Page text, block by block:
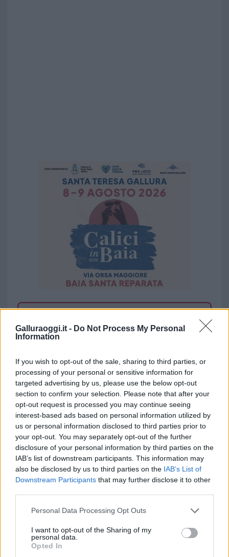
Galluraoggi.it - Do Not Process My Personal
Information
If you wish to opt-out of the sale, sharing to third parties, or
processing of your personal or sensitive information for
targeted advertising by us, please use the below opt-out
section to confirm your selection. Please note that after your
opt-out request is processed you may continue seeing
interest-based ads based on personal information utilized by
us or personal information disclosed to third parties prior to
your opt-out. You may separately opt-out of the further
disclosure of your personal information by third parties on the
IAB’s list of downstream participants. This information may
also be disclosed by us to third parties on the IAB’s List of
Downstream Participants that may further disclose it to other
Please note that this website/app uses one or more Google
not limited to your visit or usage behaviour. You may click to
grant or deny consent to Google and its third-party tags to
use your data for below specified purposes in below Google
Personal Data Processing Opt Outs
I want to opt-out of the Sharing of my
personal data.
Opted In
Puoi abbonarti a
cliccando
Sei già abbonato?
Puoi effettuare l'accesso andando nella
sezioneLogindal menù del sito o
cliccandoqui
TEMI: Aggressione Olbia
Antonio Cozzolino
Inviaci le tue segnalazioni,
i tuoi video e le tue foto